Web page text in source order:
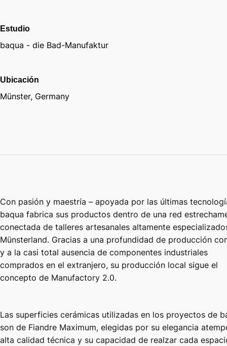
Estudio
baqua - die Bad-Manufaktur
Ubicación
Münster, Germany
Con pasión y maestría – apoyada por las últimas
baqua fabrica sus productos dentro de una red
conectada de talleres artesanales altamente
Münsterland. Gracias a una profundidad de producción
y a la casi total ausencia de componentes industriales
comprados en el extranjero, su producción local sigue el
concepto de Manufactory 2.0.
Las superficies cerámicas utilizadas en los proyectos de
son de Fiandre Maximum, elegidas por su elegancia
alta calidad técnica y su capacidad de realzar cada